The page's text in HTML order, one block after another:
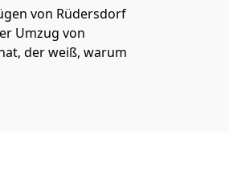
von Rüdersdorf
Umzug von
der weiß, warum